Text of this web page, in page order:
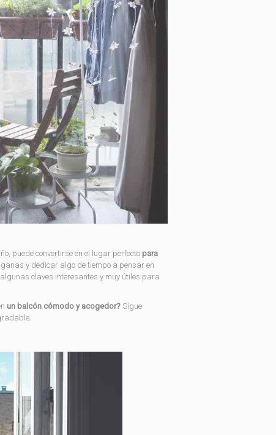
puede convertirse en el lugar perfecto para
y dedicar algo de tiempo a pensar en
claves interesantes y muy útiles para
un balcón cómodo y acogedor? Sigue